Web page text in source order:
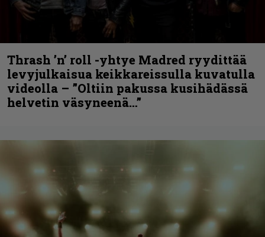
Thrash ’n’ roll -yhtye Madred ryydittää
levyjulkaisua keikkareissulla kuvatulla
videolla – ”Oltiin pakussa kusihädässä
helvetin väsyneenä…”